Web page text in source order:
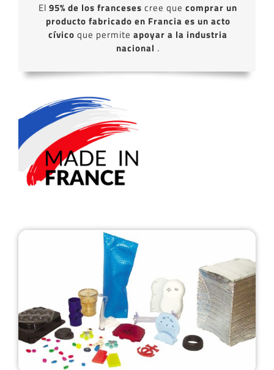
El 95% de los franceses cree que comprar un
producto fabricado en Francia es un acto
cívico que permite apoyar a la industria
nacional .